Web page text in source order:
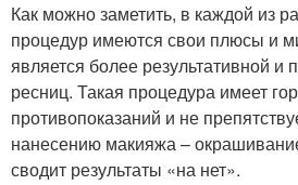
Как можно заметить, в каждой из
процедур имеются свои плюсы и
является более результативной и
ресниц. Такая процедура имеет
противопоказаний и не
нанесению макияжа –
сводит результаты «на нет».